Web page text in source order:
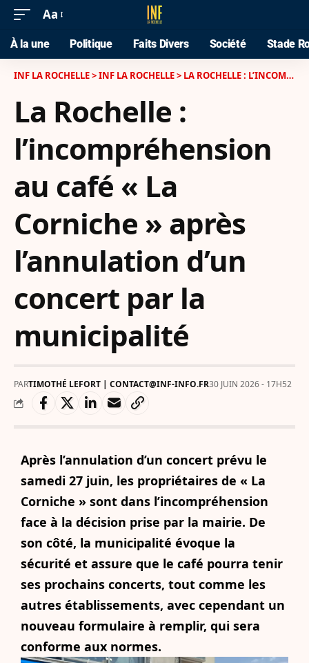
Aa
À la une Politique Faits Divers Société Stade
INF LA ROCHELLE>INF LA ROCHELLE> LA ROCHELLE : L’INCOMPRÉHENSION AU CAFÉ « LA CORNICHE » APRÈS L’ANNULATION D’UN CONCERT PAR LA MUNICIPALITÉ
La Rochelle :
l’incompréhension
au café « La
Corniche » après
l’annulation d’un
concert par la
municipalité
PARTIMOTHÉ LEFORT | CONTACT@INF-INFO.FR30 JUIN 2026 - 17H52
Après l’annulation d’un concert prévu le
samedi 27 juin, les propriétaires de « La
Corniche » sont dans l’incompréhension
face à la décision prise par la mairie. De
son côté, la municipalité évoque la
sécurité et assure que le café pourra tenir
ses prochains concerts, tout comme les
autres établissements, avec cependant un
nouveau formulaire à remplir, qui sera
conforme aux normes.